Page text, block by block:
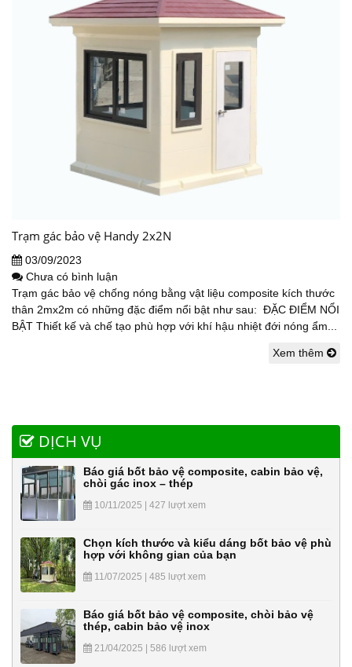
Trạm gác bảo vệ Handy 2x2N
03/09/2023
Chưa có bình luận
Trạm gác bảo vệ chống nóng bằng vật liệu composite kích thước
thân 2mx2m có những đặc điểm nổi bật như sau: ĐẶC ĐIỂM NỔI
BẬT Thiết kế và chế tạo phù hợp với khí hậu nhiệt đới nóng ẩm...
Xem thêm
DỊCH VỤ
Báo giá bốt bảo vệ composite, cabin bảo vệ,
chòi gác inox – thép
10/11/2025 | 427 lượt xem
Chọn kích thước và kiểu dáng bốt bảo vệ phù
hợp với không gian của bạn
11/07/2025 | 485 lượt xem
Báo giá bốt bảo vệ composite, chòi bảo vệ
thép, cabin bảo vệ inox
21/04/2025 | 586 lượt xem